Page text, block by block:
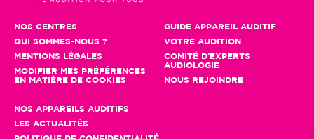
NOS CENTRES
QUI SOMMES-NOUS ?
MENTIONS LÉGALES
MODIFIER MES PRÉFÉRENCES
EN MATIÈRE DE COOKIES
GUIDE APPAREIL AUDITIF
VOTRE AUDITION
COMITÉ D'EXPERTS
AUDIOLOGIE
NOUS REJOINDRE
NOS APPAREILS AUDITIFS
LES ACTUALITÉS